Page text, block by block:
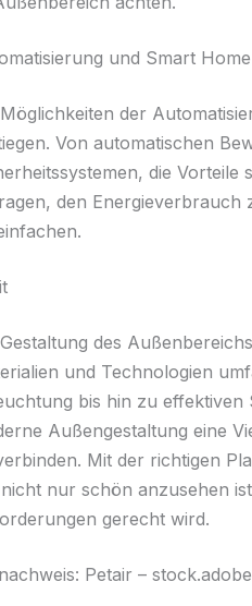
und Smart Home
der
Von automatischen
die
den Energieverbrauch
des
und Technologien
bis hin zu effektiven
Außengestaltung eine
Mit der richtigen
nur schön anzusehen
gerecht wird.
Petair –